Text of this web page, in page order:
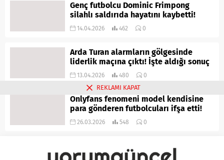
Genç futbolcu Dominic Frimpong
silahlı saldırıda hayatını kaybetti!
14.04.2026 462 0
Arda Turan alarmların gölgesinde
liderlik maçına çıktı! İşte aldığı sonuç
13.04.2026 480 0
Onlyfans fenomeni model kendisine
para gönderen futbolcuları ifşa etti!
26.03.2026 548 0
REKLAMI KAPAT